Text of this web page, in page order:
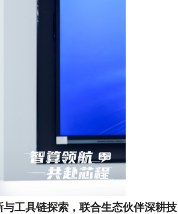
工具链探索，联合生态伙伴深耕技